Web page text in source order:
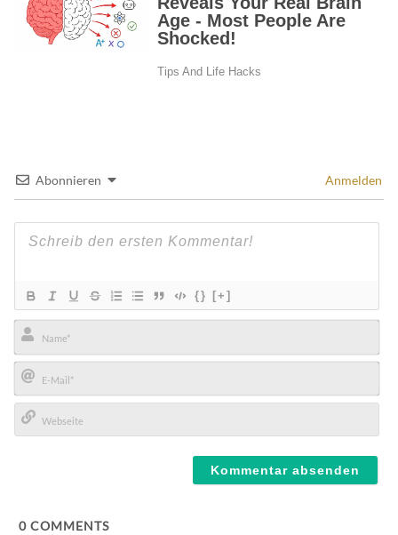
Abonnieren Anmelden
{} [+]
Name*
E-
Mail*
0 COMMENTS